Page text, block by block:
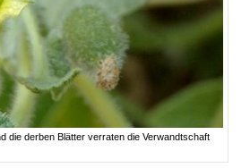
die derben Blätter verraten die Verwandtschaft